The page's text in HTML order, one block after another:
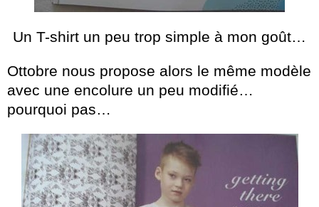
Un T-shirt un peu trop simple à mon goût…
Ottobre nous propose alors le même modèle
avec une encolure un peu modifié…
pourquoi pas…